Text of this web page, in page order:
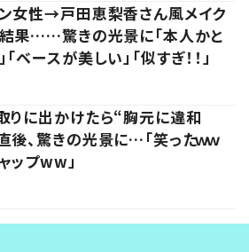
女性→戸田恵梨香さん風メイク
果……驚きの光景に「本人かと
「ベースが美しい」「似すぎ！！」
りに出かけたら“胸元に違和
、驚きの光景に…「笑ったｗｗ
ャップww」